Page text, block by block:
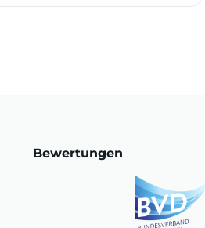
Bewertungen